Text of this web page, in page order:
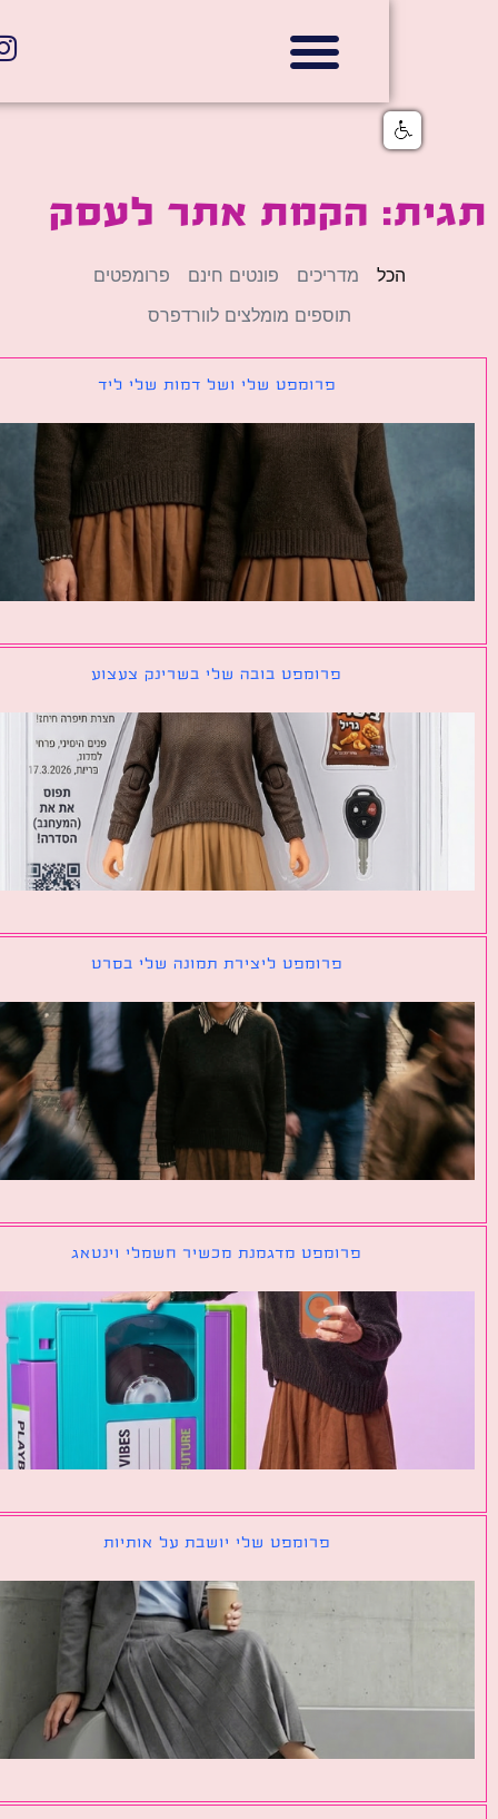
הקמת אתר לעסק
מדריכים פונטים חינם
פרומפטים
תוספים מומלצים לוורדפרס
פרומפט שלי ושל דמות שלי ליד
פרומפט בובה שלי בשרינק צעצוע
פרומפט ליצירת תמונה שלי בסרט
פרומפט מדגמנת מכשיר חשמלי וינטאג
פרומפט שלי יושבת על אותיות